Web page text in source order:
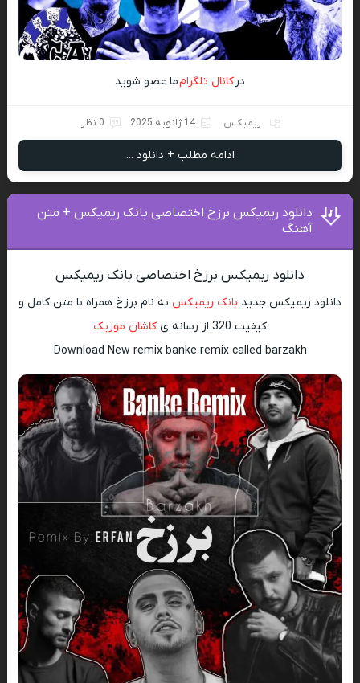
درکانال تلگرامما عضو شوید
ریمیکس 14 ژانویه 2025 0 نظر
ادامه مطلب + دانلود ...
دانلود ریمیکس برزخ اختصاصی بانک ریمیکس + متن
آهنگ
دانلود ریمیکس برزخ اختصاصی بانک ریمیکس
دانلود ریمیکس جدید بانک ریمیکس به نام برزخ همراه با متن کامل و
کیفیت 320 از رسانه ی
کاشان موزیک
Download New remix banke remix called barzakh